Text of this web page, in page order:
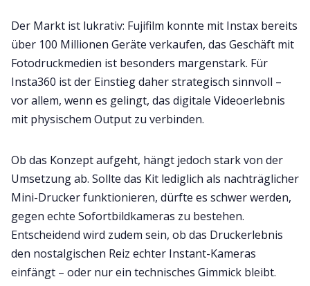
Der Markt ist lukrativ: Fujifilm konnte mit Instax bereits
über 100 Millionen Geräte verkaufen, das Geschäft mit
Fotodruckmedien ist besonders margenstark. Für
Insta360 ist der Einstieg daher strategisch sinnvoll –
vor allem, wenn es gelingt, das digitale Videoerlebnis
mit physischem Output zu verbinden.
Ob das Konzept aufgeht, hängt jedoch stark von der
Umsetzung ab. Sollte das Kit lediglich als nachträglicher
Mini-Drucker funktionieren, dürfte es schwer werden,
gegen echte Sofortbildkameras zu bestehen.
Entscheidend wird zudem sein, ob das Druckerlebnis
den nostalgischen Reiz echter Instant-Kameras
einfängt – oder nur ein technisches Gimmick bleibt.